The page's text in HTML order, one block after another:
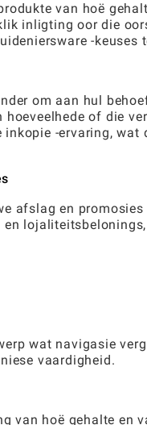
van hoë
inligting oor die
-keuses
om aan hul
of die
-ervaring, wat
afslag en
wat navigasie
vaardigheid.
van hoë gehalte en